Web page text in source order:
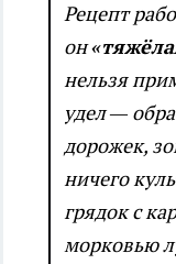
Рецепт
он
нельзя
удел —
дорожек,
ничего
грядок с
морковью